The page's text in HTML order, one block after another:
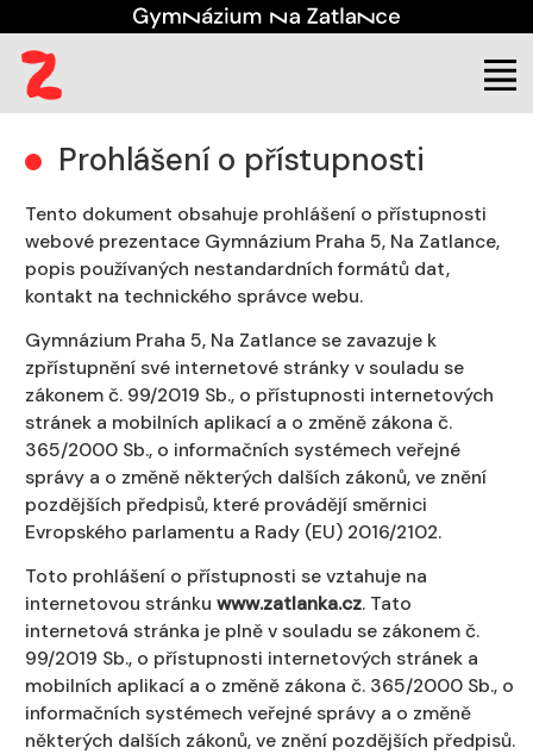
Úřední deska Prohlášení o přístupnosti(aktuální)
Prohlášení o přístupnosti
Tento dokument obsahuje prohlášení o přístupnosti
webové prezentace Gymnázium Praha 5, Na Zatlance,
popis používaných nestandardních formátů dat,
kontakt na technického správce webu.
Gymnázium Praha 5, Na Zatlance se zavazuje k
zpřístupnění své internetové stránky v souladu se
zákonem č. 99/2019 Sb., o přístupnosti internetových
stránek a mobilních aplikací a o změně zákona č.
365/2000 Sb., o informačních systémech veřejné
správy a o změně některých dalších zákonů, ve znění
pozdějších předpisů, které provádějí směrnici
Evropského parlamentu a Rady (EU) 2016/2102.
Toto prohlášení o přístupnosti se vztahuje na
internetovou stránku www.zatlanka.cz. Tato
internetová stránka je plně v souladu se zákonem č.
99/2019 Sb., o přístupnosti internetových stránek a
mobilních aplikací a o změně zákona č. 365/2000 Sb., o
informačních systémech veřejné správy a o změně
některých dalších zákonů, ve znění pozdějších předpisů.